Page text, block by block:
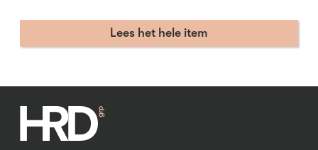
Lees het hele item